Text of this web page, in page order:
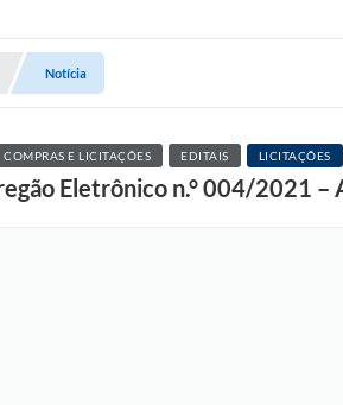
Notícia
COMPRAS E LICITAÇÕES EDITAIS LICITAÇÕES
Eletrônico n.° 004/2021 –